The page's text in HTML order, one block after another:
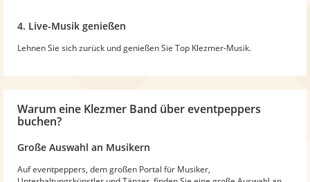
4. Live-Musik genießen
Lehnen Sie sich zurück und genießen Sie Top Klezmer-Musik.
Warum eine Klezmer Band über eventpeppers
buchen?
Große Auswahl an Musikern
Auf eventpeppers, dem großen Portal für Musiker,